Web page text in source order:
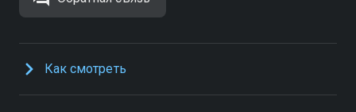
Как смотреть